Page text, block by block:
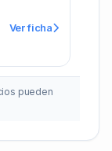
Ver ficha
pueden